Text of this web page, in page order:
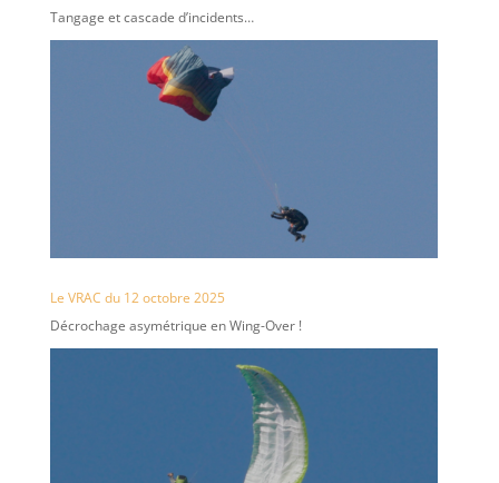
Tangage et cascade d’incidents…
Le VRAC du 12 octobre 2025
Décrochage asymétrique en Wing-Over !